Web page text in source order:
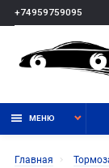
+74959759095
МЕНЮ
Главная